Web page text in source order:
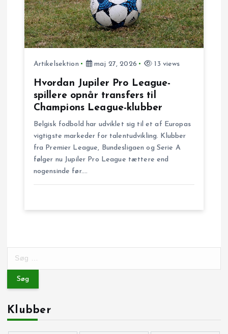
Artikelsektion maj 27, 2026 13 views
Hvordan Jupiler Pro League-
spillere opnår transfers til
Champions League-klubber
Belgisk fodbold har udviklet sig til et af Europas
vigtigste markeder for talentudvikling. Klubber
fra Premier League, Bundesligaen og Serie A
følger nu Jupiler Pro League tættere end
nogensinde før.…
e
t
e
Klubber